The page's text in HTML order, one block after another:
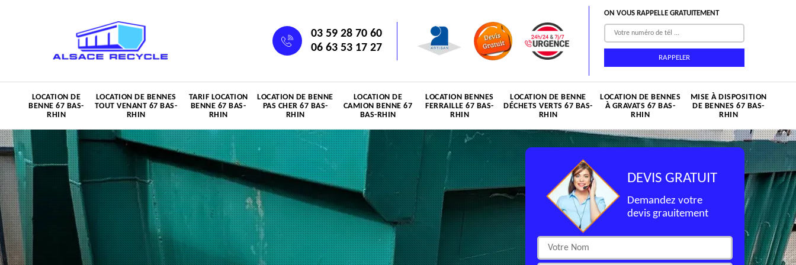
03 59 28 70 60
06 63 53 17 27
ON VOUS RAPPELLE GRATUITEMENT
LOCATION DE
BENNE 67 BAS-
RHIN
LOCATION DE BENNES
TOUT VENANT 67 BAS-
RHIN
TARIF LOCATION
BENNE 67 BAS-
RHIN
LOCATION DE BENNE
PAS CHER 67 BAS-
RHIN
LOCATION DE
CAMION BENNE 67
BAS-RHIN
LOCATION BENNES
FERRAILLE 67 BAS-
RHIN
LOCATION DE BENNE
DÉCHETS VERTS 67 BAS-
RHIN
LOCATION DE BENNES
À GRAVATS 67 BAS-
RHIN
MISE À DISPOSITION
DE BENNES 67 BAS-
RHIN
DEVIS GRATUIT
Demandez votre
devis grauitement